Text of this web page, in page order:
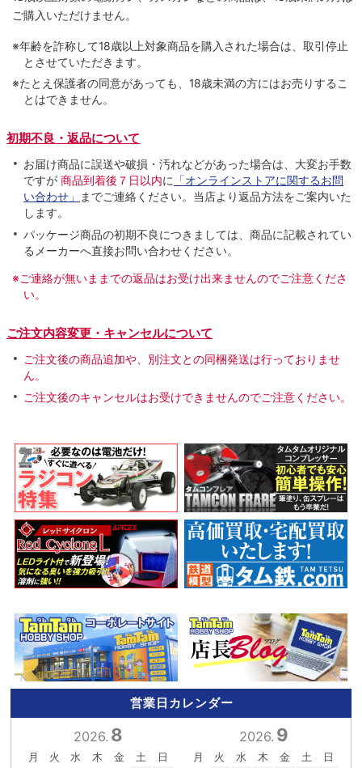
ご購入いただけません。
※年齢を詐称して18歳以上対象商品を購入された場合は、取引停止
とさせていただきます。
※たとえ保護者の同意があっても、18歳未満の方にはお売りするこ
とはできません。
初期不良・返品について
お届け商品に誤送や破損・汚れなどがあった場合は、大変お手数
ですが 商品到着後７日以内に 「オンラインストアに関するお問
い合わせ」
までご連絡ください。当店より返品方法をご案内いた
します。
パッケージ商品の初期不良につきましては、商品に記載されてい
るメーカーへ直接お問い合わせください。
※ご連絡が無いままでの返品はお受け出来ませんのでご注意くださ
い。
ご注文内容変更・キャンセルについて
ご注文後の商品追加や、別注文との同梱発送は行っておりませ
ん。
ご注文後のキャンセルはお受けできませんのでご注意ください。
営業日カレンダー
2026. 8
月 火 水 木 金 土
日
2026. 9
月 火 水 木 金 土
日